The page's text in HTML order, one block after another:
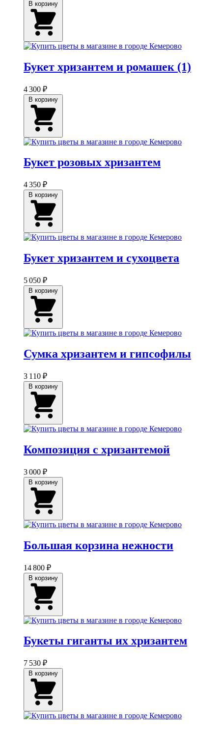
Букет хризантем и ромашек (1)
4 300 ₽
Букет розовых хризантем
4 350 ₽
Букет хризантем и сухоцвета
5 050 ₽
Сумка хризантем и гипсофилы
3 110 ₽
Композиция с хризантемой
3 000 ₽
Большая корзина нежности
14 800 ₽
Букеты гиганты их хризантем
7 530 ₽